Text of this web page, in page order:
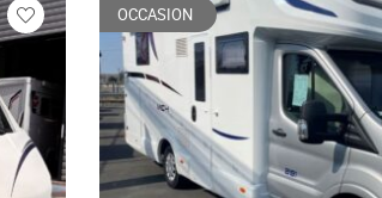
Veuillez
connecter
OCCASION